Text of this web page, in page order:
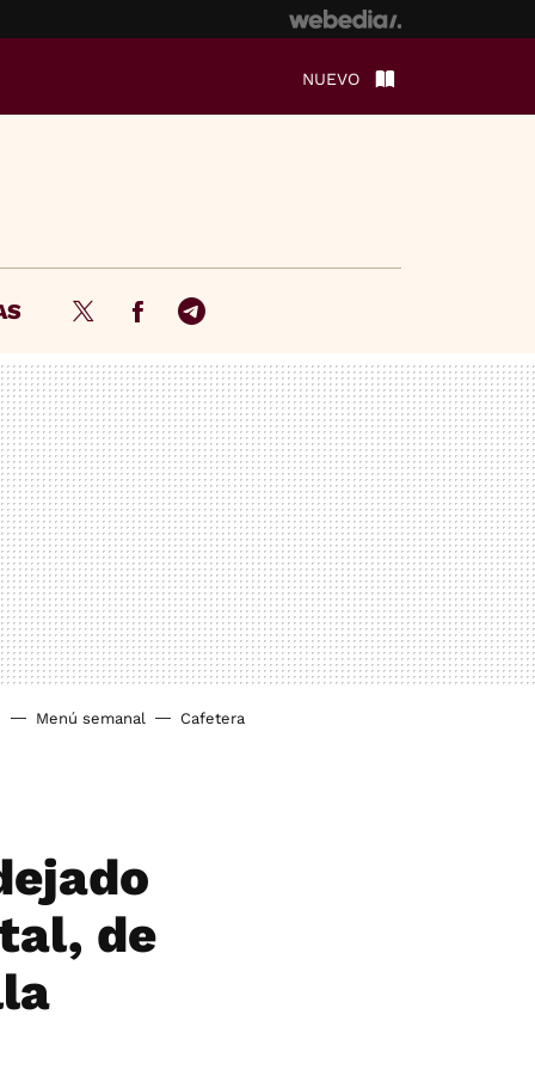
NUEVO
Twitter FacebookTelegram
Menú semanal Cafetera
de